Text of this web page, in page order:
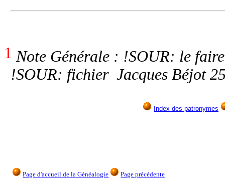
1 Note Générale : !SOUR: le
!SOUR: fichier Jacques Béjot
Index des patronymes
Page d'accueil de la Généalogie Page précédente